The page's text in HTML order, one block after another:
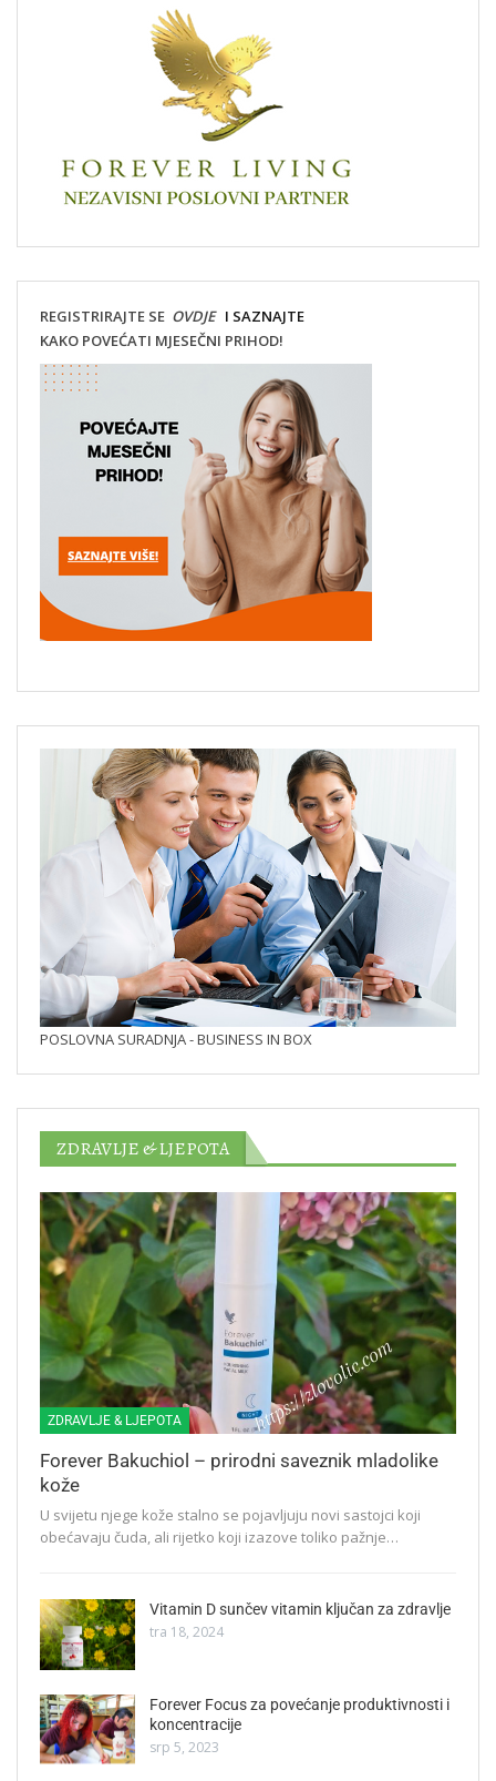
REGISTRIRAJTE SE OVDJEI SAZNAJTE
KAKO POVEĆATI MJESEČNI PRIHOD!
POSLOVNA SURADNJA - BUSINESS IN BOX
ZDRAVLJE & LJEPOTA
ZDRAVLJE & LJEPOTA
Forever Bakuchiol – prirodni saveznik mladolike
kože
U svijetu njege kože stalno se pojavljuju novi sastojci koji
obećavaju čuda, ali rijetko koji izazove toliko pažnje…
Vitamin D sunčev vitamin ključan za zdravlje
tra 18, 2024
Forever Focus za povećanje produktivnosti i
koncentracije
srp 5, 2023